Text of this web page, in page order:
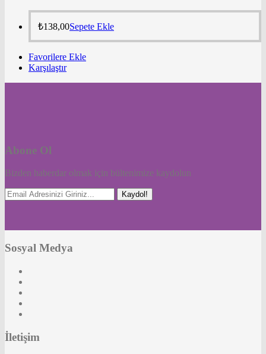
₺138,00Sepete Ekle
Favorilere Ekle
Karşılaştır
Abone Ol
Bizden haberdar olmak için bültenimize kaydolun
Kaydol!
Sosyal Medya
İletişim